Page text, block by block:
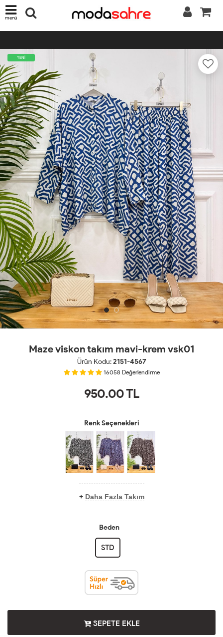
menü
YENİ
Maze viskon takım mavi-krem vsk01
Ürün Kodu:2151-4567
16058 Değerlendirme
950.00TL
Renk Seçenekleri
+ Daha Fazla Takım
Beden
STD
SEPETE EKLE